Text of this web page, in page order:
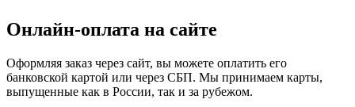
Онлайн-оплата на сайте
Оформляя заказ через сайт, вы можете оплатить его
банковской картой или через СБП. Мы принимаем карты,
выпущенные как в России, так и за рубежом.